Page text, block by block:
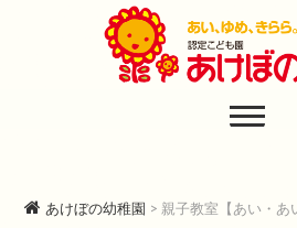
あけぼの幼
あけぼの幼稚園 > 親子教室【あい・あ